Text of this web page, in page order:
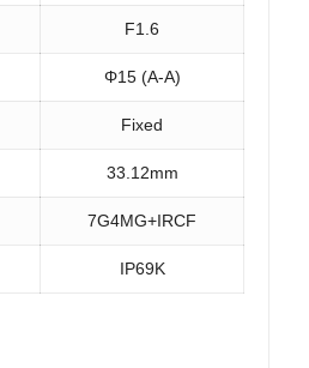
F1.6
Φ15 (A-A)
Fixed
33.12mm
7G4MG+IRCF
IP69K